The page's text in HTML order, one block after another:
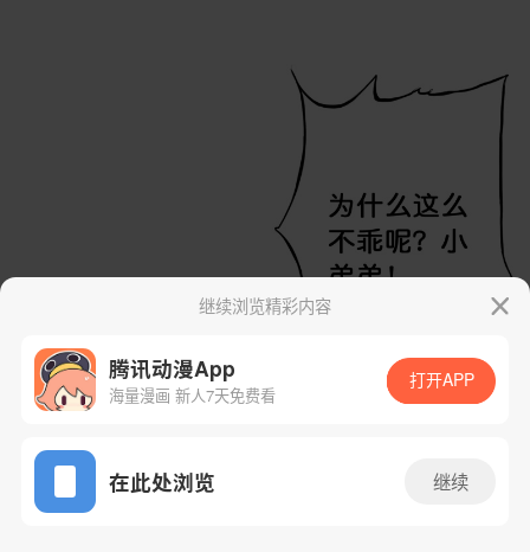
App免费看
继续浏览精彩内容
腾讯动漫App
海量漫画 新人7天免费看
打开APP
在此处浏览 继续